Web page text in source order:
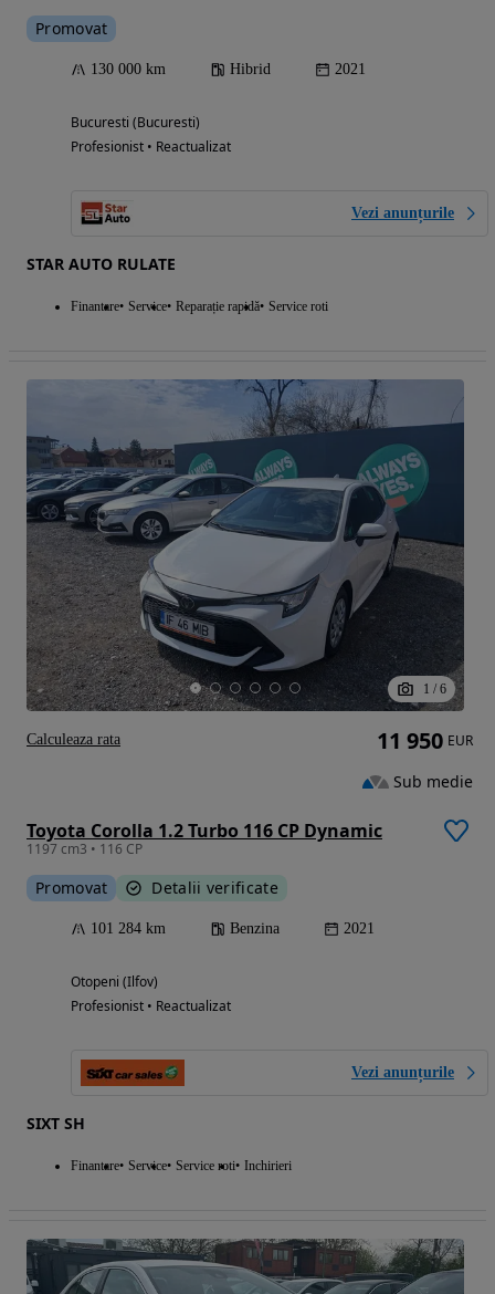
Promovat
130 000 km Hibrid 2021
Bucuresti (Bucuresti)
Profesionist • Reactualizat
Vezi anunțurile
STAR AUTO RULATE
Finantare Service Reparație rapidă Service roti
1 / 6
Toyota Corolla 1.2 Turbo 116 CP Dynamic
1197 cm3 • 116 CP
Promovat Detalii verificate
101 284 km Benzina 2021
Otopeni (Ilfov)
Profesionist • Reactualizat
Vezi anunțurile
SIXT SH
Finantare Service Service roti Inchirieri
11 950 EUR
Sub medie
Calculeaza rata